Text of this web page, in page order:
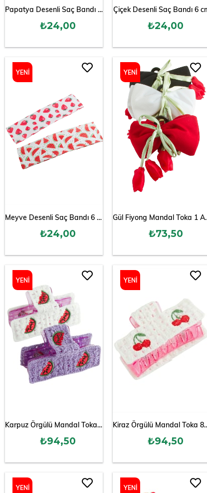
Papatya Desenli Saç Bandı 6 cm
₺24,00
Çiçek Desenli Saç Bandı 6
₺24,00
Meyve Desenli Saç Bandı 6 cm
₺24,00
YENI
Gül
₺73,50
YENI
ÜRÜN
Karpuz Örgülü Mandal Toka 8 cm
₺94,50
YENI
ÜRÜN
Kiraz
₺94,50
YENI
YENI YENI